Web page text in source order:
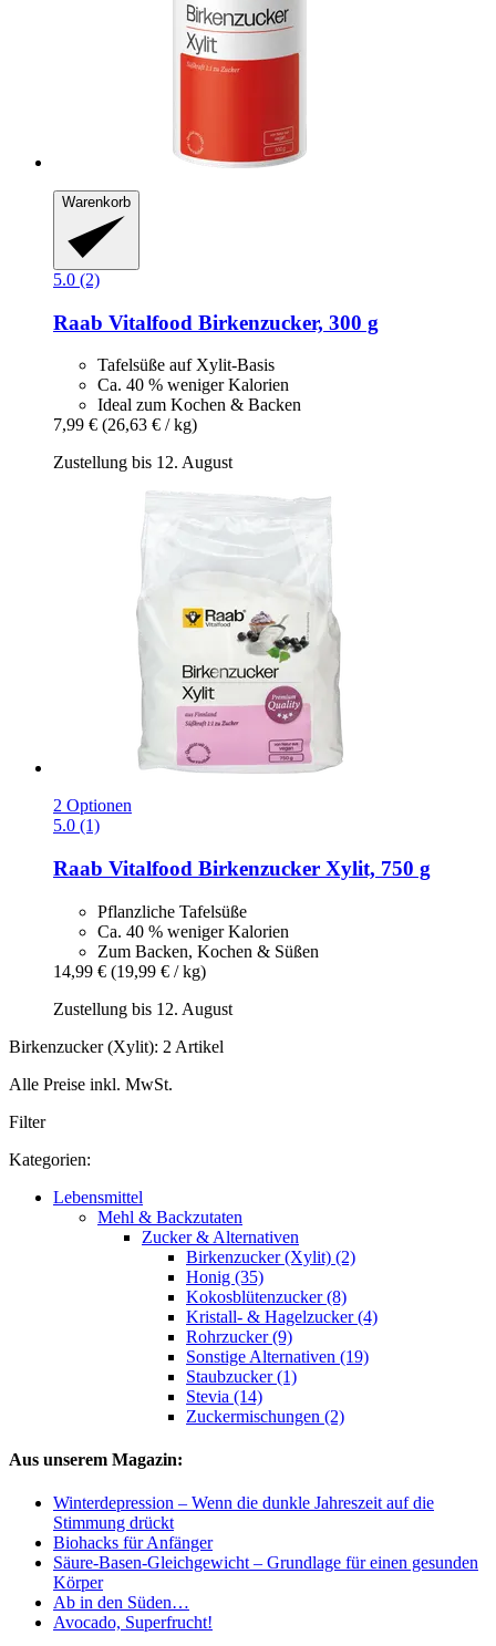
Warenkorb
5.0 (2)
Raab Vitalfood Birkenzucker, 300 g
Tafelsüße auf Xylit-Basis
Ca. 40 % weniger Kalorien
Ideal zum Kochen & Backen
7,99 € (26,63 € / kg)
Zustellung bis 12. August
2 Optionen
5.0 (1)
Raab Vitalfood Birkenzucker Xylit, 750 g
Pflanzliche Tafelsüße
Ca. 40 % weniger Kalorien
Zum Backen, Kochen & Süßen
14,99 € (19,99 € / kg)
Zustellung bis 12. August
Birkenzucker (Xylit): 2 Artikel
Alle Preise inkl. MwSt.
Filter
Kategorien:
Lebensmittel
Mehl & Backzutaten
Zucker & Alternativen
Birkenzucker (Xylit) (2)
Honig (35)
Kokosblütenzucker (8)
Kristall- & Hagelzucker (4)
Rohrzucker (9)
Sonstige Alternativen (19)
Staubzucker (1)
Stevia (14)
Zuckermischungen (2)
Aus unserem Magazin:
Winterdepression – Wenn die dunkle Jahreszeit auf die
Stimmung drückt
Biohacks für Anfänger
Säure-Basen-Gleichgewicht – Grundlage für einen gesunden
Körper
Ab in den Süden…
Avocado, Superfrucht!